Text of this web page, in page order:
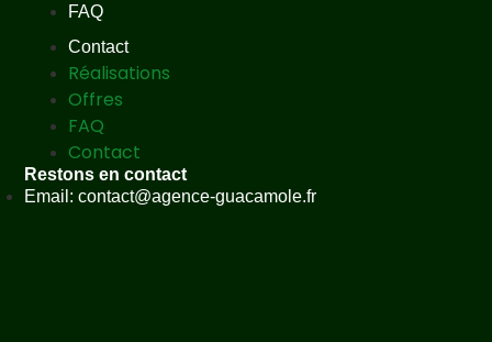
FAQ
Contact
Réalisations
Offres
FAQ
Contact
Restons en contact
Email: contact@agence-guacamole.fr